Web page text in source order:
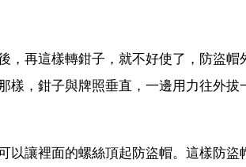
再這樣轉鉗子，就不好使了，防盜帽
樣，鉗子與牌照垂直，一邊用力往外
以讓裡面的螺絲頂起防盜帽。這樣防盜